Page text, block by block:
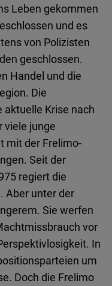
Leben gekommen
und es
von Polizisten
geschlossen.
Handel und die
Die
Krise nach
viele junge
mit der Frelimo-
Seit der
regiert die
Aber unter der
Sie werfen
vor
In
um
Doch die Frelimo